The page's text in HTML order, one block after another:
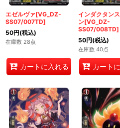
エゼルヴァ[VG_DZ-
SS07/007TD]
50円(税込)
在庫数 28点
カートに入れる
インダクタン
ン[VG_DZ-
SS07/008TD]
50円(税込)
在庫数 40点
カート